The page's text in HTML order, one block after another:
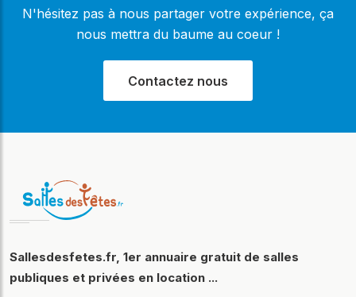
N'hésitez pas à nous partager votre expérience, ça
nous mettra du baume au coeur !
Contactez nous
Sallesdesfetes.fr, 1er annuaire gratuit de salles
publiques et privées en location ...